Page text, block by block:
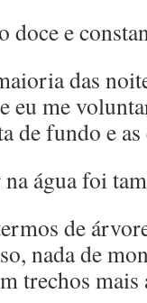
doce e
das
eu me
de fundo e
água foi
de
nada de
trechos mais